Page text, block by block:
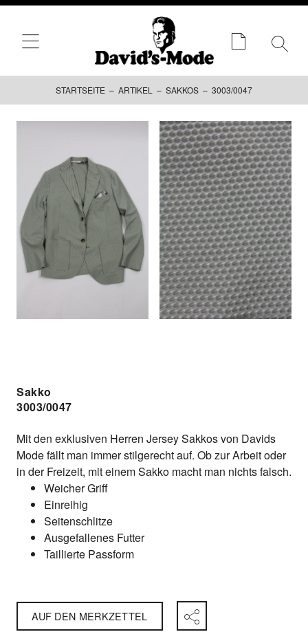
STARTSEITE – ARTIKEL – SAKKOS – 3003/0047
Sakko
3003/0047
Mit den exklusiven Herren Jersey Sakkos von Davids
Mode fällt man immer stilgerecht auf. Ob zur Arbeit oder
in der Freizeit, mit einem Sakko macht man nichts falsch.
Weicher Griff
Einreihig
Seitenschlitze
Ausgefallenes Futter
Taillierte Passform
AUF DEN MERKZETTEL